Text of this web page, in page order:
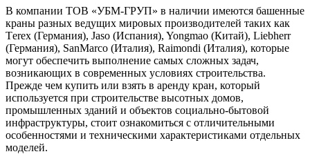
В компании ТОВ «УБМ-ГРУП» в наличии имеются башенные
краны разных ведущих мировых производителей таких как
Тerex (Германия), Jaso (Испания), Yongmao (Китай), Liebherr
(Германия), SanMarco (Италия), Raimondi (Италия), которые
могут обеспечить выполнение самых сложных задач,
возникающих в современных условиях строительства.
Прежде чем купить или взять в аренду кран, который
используется при строительстве высотных домов,
промышленных зданий и объектов социально-бытовой
инфраструктуры, стоит ознакомиться с отличительными
особенностями и техническими характеристиками отдельных
моделей.